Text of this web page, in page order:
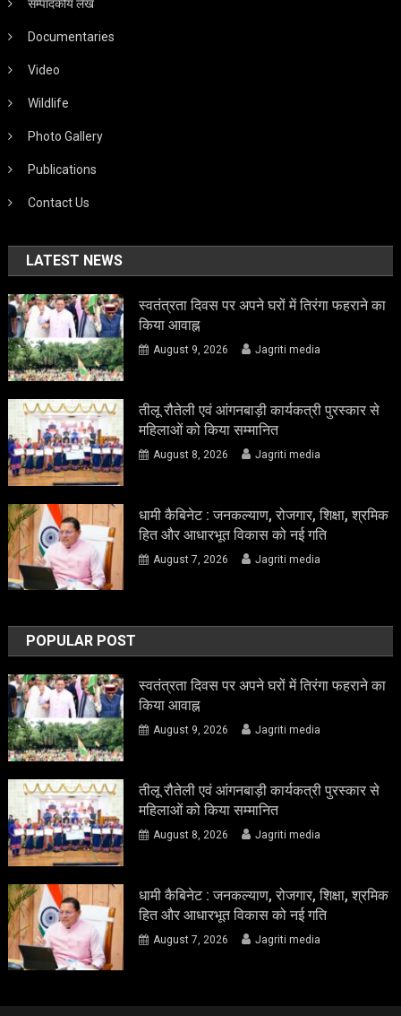
सम्पादकीय लेख
Documentaries
Video
Wildlife
Photo Gallery
Publications
Contact Us
LATEST NEWS
स्वतंत्रता दिवस पर अपने घरों में तिरंगा फहराने का
किया आवाह्न
August 9, 2026 Jagriti media
तीलू रौतेली एवं आंगनबाड़ी कार्यकत्री पुरस्कार से
महिलाओं को किया सम्मानित
August 8, 2026 Jagriti media
धामी कैबिनेट : जनकल्याण, रोजगार, शिक्षा, श्रमिक
हित और आधारभूत विकास को नई गति
August 7, 2026 Jagriti media
POPULAR POST
स्वतंत्रता दिवस पर अपने घरों में तिरंगा फहराने का
किया आवाह्न
August 9, 2026 Jagriti media
तीलू रौतेली एवं आंगनबाड़ी कार्यकत्री पुरस्कार से
महिलाओं को किया सम्मानित
August 8, 2026 Jagriti media
धामी कैबिनेट : जनकल्याण, रोजगार, शिक्षा, श्रमिक
हित और आधारभूत विकास को नई गति
August 7, 2026 Jagriti media